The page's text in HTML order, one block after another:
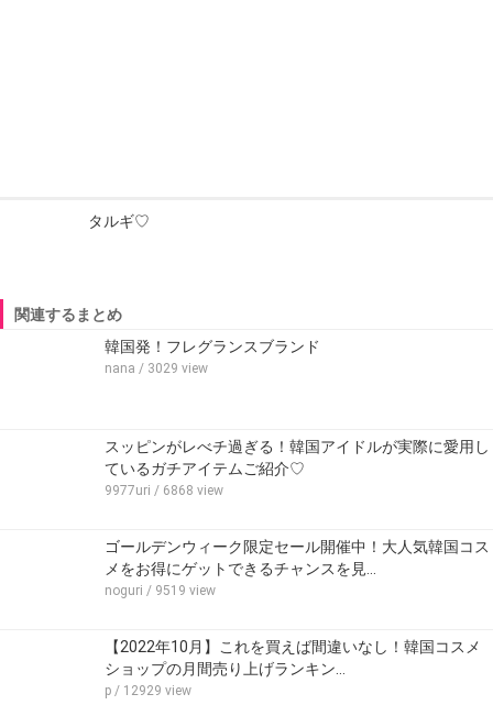
タルギ♡
関連するまとめ
韓国発！フレグランスブランド
nana / 3029 view
スッピンがレべチ過ぎる！韓国アイドルが実際に愛用し
ているガチアイテムご紹介♡
9977uri / 6868 view
ゴールデンウィーク限定セール開催中！大人気韓国コス
メをお得にゲットできるチャンスを見…
noguri / 9519 view
【2022年10月】これを買えば間違いなし！韓国コスメ
ショップの月間売り上げランキン…
p / 12929 view